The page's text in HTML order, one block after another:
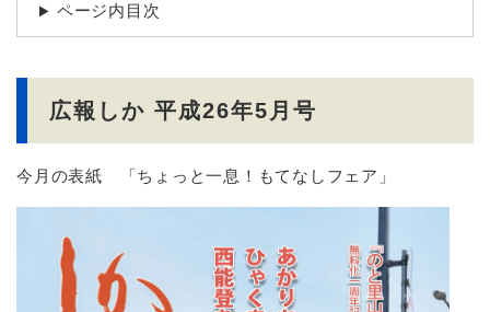
ページ内目次
広報しか 平成26年5月号
今月の表紙 「ちょっと一息！もてなしフェア」